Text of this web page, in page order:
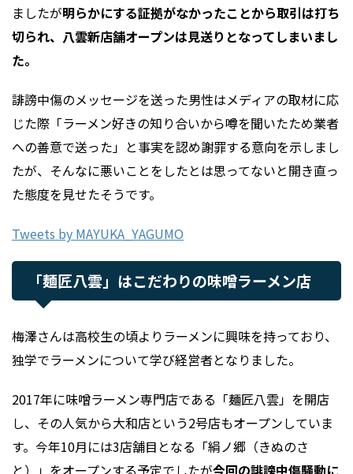
ましたが明らかにする証拠がなかったことから取引は打ち
切られ、八雲新店舗オープンは見送りとなってしまいまし
た。
誹謗中傷のメッセージを送った男性はメディアの取材に応
じた際「ラーメン好きの知り合いから噂を聞いたため業者
への善意で送った」と事実を認め謝罪する意向を示しまし
たが、そんなに悪いことをしたとは思ってないと開き直っ
た態度を見せたそうです。
Tweets by MAYUKA_YAGUMO
「麺匠八雲」はこだわりの味噌ラーメン店
梅澤さんは高校生の頃よりラーメンに興味を持っており、
独学でラーメンについて学び経営者となりました。
2017年に味噌ラーメン専門店である「麺匠八雲」を開店
し、その人気から大和店という2号店もオープンしていま
す。今年10月には3店舗目となる「絹ノ郷（きぬのさ
と）」をオープンする予定でしたが今回の誹謗中傷騒動に